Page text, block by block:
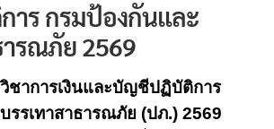
ร กรมป้องกันและ
ารณภัย 2569
ชาการเงินและบัญชีปฏิบัติการ
รรเทาสาธารณภัย (ปภ.) 2569